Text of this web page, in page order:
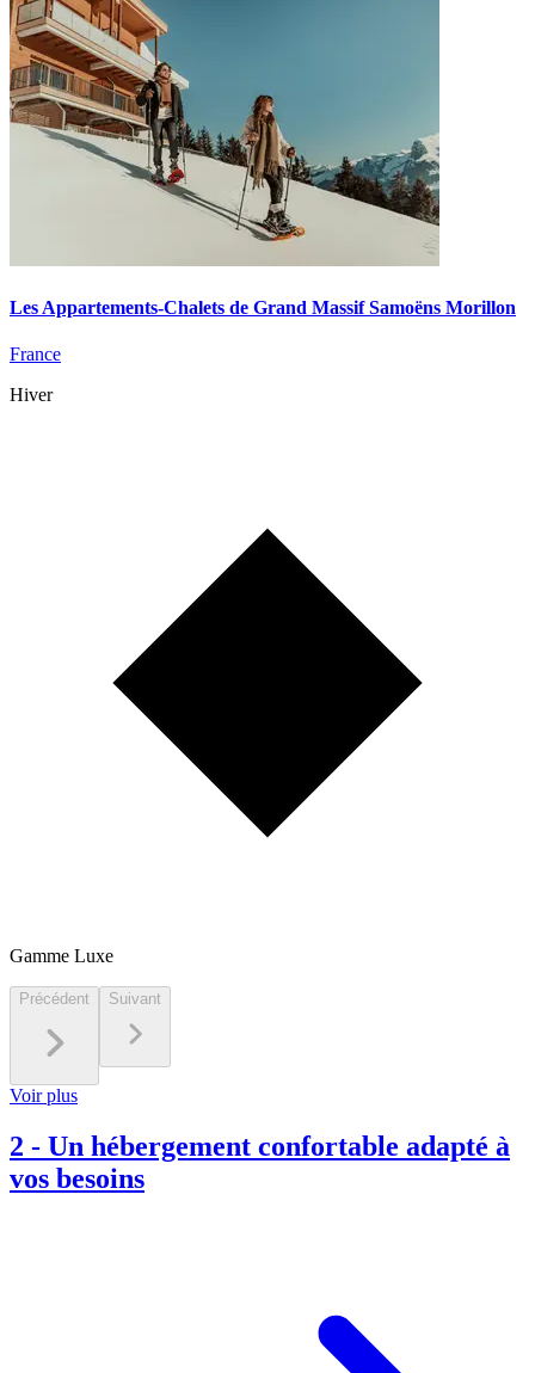
Les Appartements-Chalets de Grand Massif Samoëns Morillon
France
Hiver
Gamme Luxe
Précédent Suivant
Voir plus
2 - Un hébergement confortable adapté à
vos besoins